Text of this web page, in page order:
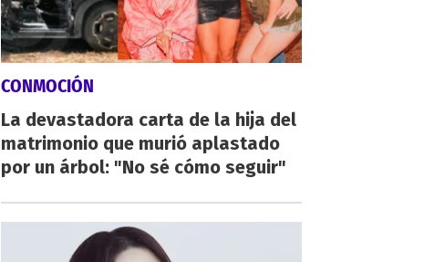
CONMOCIÓN
La devastadora carta de la hija del
matrimonio que murió aplastado
por un árbol: "No sé cómo seguir"